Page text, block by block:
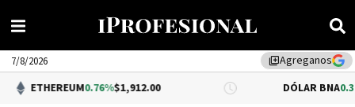
library_addAgreganos
7/8/2026
0.76%$1,912.00 DÓLAR BNA 0.34%$1,520.00